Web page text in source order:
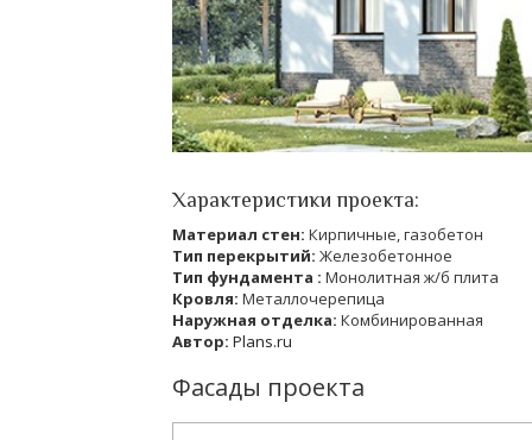
Характеристики проекта:
Материал стен: Кирпичные, газобетон
Тип перекрытий: Железобетонное
Тип фундамента : Монолитная ж/б плита
Кровля: Металлочерепица
Наружная отделка: Комбинированная
Автор: Plans.ru
Фасады проекта